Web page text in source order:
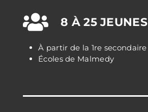
8 À 25 JEUNES
À partir de la 1re secondaire
Écoles de Malmedy